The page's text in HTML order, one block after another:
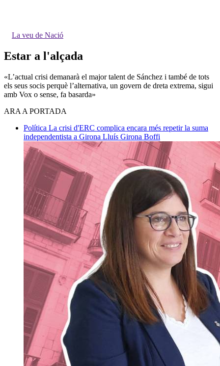
La veu de Nació
Estar a l'alçada
«L’actual crisi demanarà el major talent de Sánchez i també de tots
els seus socis perquè l’alternativa, un govern de dreta extrema, sigui
amb Vox o sense, fa basarda»
ARA A PORTADA
Política La crisi d'ERC complica encara més repetir la suma
independentista a Girona Lluís Girona Boffi